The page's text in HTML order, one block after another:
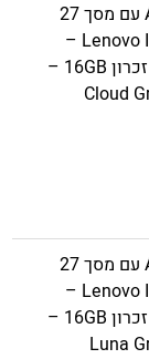
מחשב לנובו All in One עם מסך 27
אינץ Lenovo IdeaCentre AIO i –
מעבד Core 7 240H – זכרון 16GB –
מחשב לנובו All in One עם מסך 27
אינץ Lenovo IdeaCentre AIO i –
מעבד Core 7 240H – זכרון 16GB –